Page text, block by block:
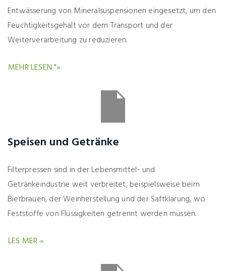
Entwässerung von Mineralsuspensionen eingesetzt, um den
Feuchtigkeitsgehalt vor dem Transport und der
Weiterverarbeitung zu reduzieren.
MEHR LESEN "»
Speisen und Getränke
Filterpressen sind in der Lebensmittel- und
Getränkeindustrie weit verbreitet, beispielsweise beim
Bierbrauen, der Weinherstellung und der Saftklärung, wo
Feststoffe von Flüssigkeiten getrennt werden müssen.
LES MER »